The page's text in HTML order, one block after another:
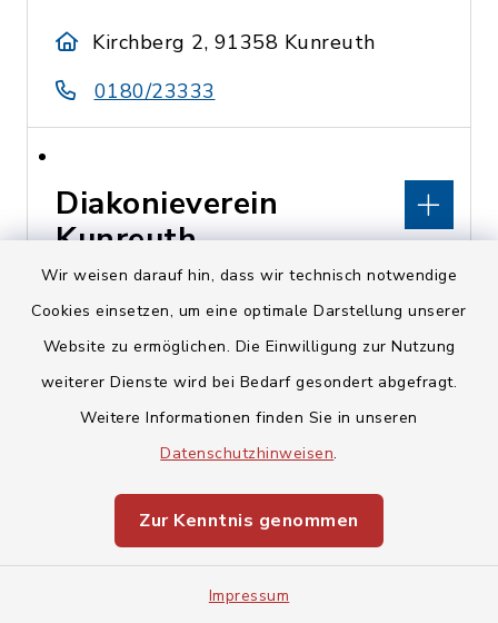
Wir weisen darauf hin, dass wir technisch notwendige
Cookies einsetzen, um eine optimale Darstellung unserer
Website zu ermöglichen. Die Einwilligung zur Nutzung
weiterer Dienste wird bei Bedarf gesondert abgefragt.
Weitere Informationen finden Sie in unseren
Datenschutzhinweisen.
Zur Kenntnis genommen
Impressum
Kirchberg 2, 91358 Kunreuth
0180/23333
Diakonieverein
Kunreuth
Kirchberg 16, 91358
Kunreuth
pfarramt@kunreuth-
evangelisch.de
evangelisch.de